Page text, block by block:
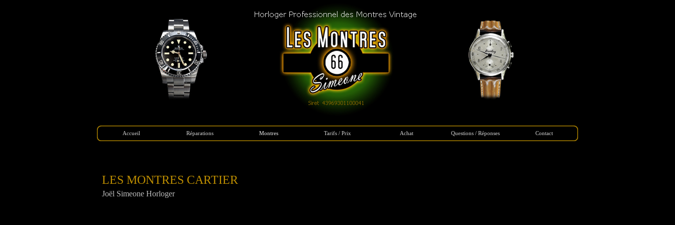
Accueil Réparations Montres Tarifs / Prix Achat Questions / Réponses Contact
LES MONTRES CARTIER
Joël Simeone Horloger